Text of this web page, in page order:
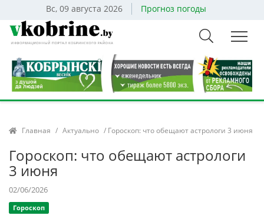
Вс, 09 августа 2026 Прогноз погоды
Главная / Актуально / Гороскоп: что обещают астрологи 3 июня
Гороскоп: что обещают астрологи
3 июня
02/06/2026
Гороскоп